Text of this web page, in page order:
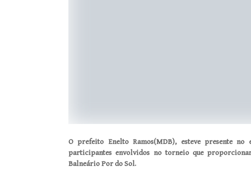
O prefeito Enelto Ramos(MDB), esteve presente
participantes envolvidos no torneio que
Balneário Por do Sol.